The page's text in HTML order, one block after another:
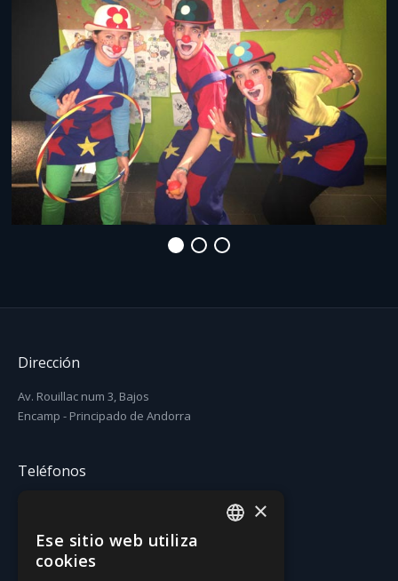
Dirección
Av. Rouillac num 3, Bajos
Encamp - Principado de Andorra
Teléfonos
×
Ese sitio web utiliza
cookies